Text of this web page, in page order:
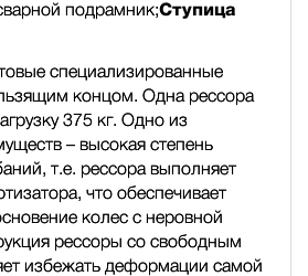
подрамник;
специализированные
концом. Одна рессора
375 кг. Одно из
– высокая степень
т.е. рессора выполняет
что обеспечивает
колес с неровной
рессоры со свободным
избежать деформации самой
Ступица